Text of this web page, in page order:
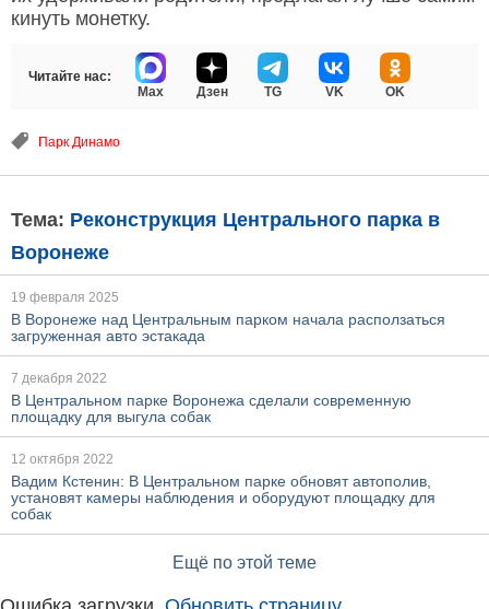
кинуть монетку.
Читайте нас:
Max
Дзен TG VK OK
Парк Динамо
Тема: Реконструкция Центрального парка в
Воронеже
19 февраля 2025
В Воронеже над Центральным парком начала расползаться
загруженная авто эстакада
7 декабря 2022
В Центральном парке Воронежа сделали современную
площадку для выгула собак
12 октября 2022
Вадим Кстенин: В Центральном парке обновят автополив,
установят камеры наблюдения и оборудуют площадку для
собак
Ещё по этой теме